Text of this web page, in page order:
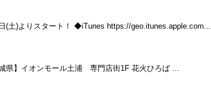
(土)よりスタート！ ◆iTunes https://geo.itunes.apple.com...
】イオンモール土浦 専門店街1F 花火ひろば ...